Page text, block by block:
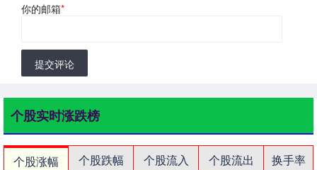
你的邮箱*
提交评论
个股实时涨跌榜
个股涨幅 个股跌幅 个股流入 个股流出
换手率